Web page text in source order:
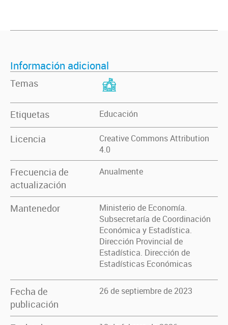
Información adicional
Temas
Etiquetas Educación
Licencia
Creative Commons Attribution
4.0
Frecuencia de
actualización
Anualmente
Mantenedor
Ministerio de Economía.
Subsecretaría de Coordinación
Económica y Estadística.
Dirección Provincial de
Estadística. Dirección de
Estadísticas Económicas
Fecha de
publicación
26 de septiembre de 2023